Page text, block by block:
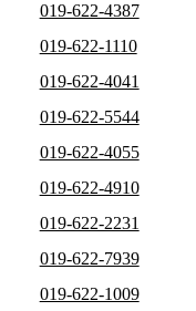
019-622-4387
019-622-1110
019-622-4041
019-622-5544
019-622-4055
019-622-4910
019-622-2231
019-622-7939
019-622-1009